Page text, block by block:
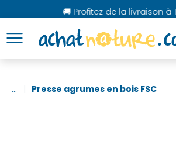
🚚 Profitez de la livraison à
... Presse agrumes en bois FSC